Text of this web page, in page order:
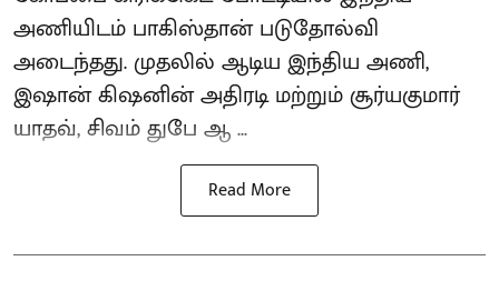
அணியிடம் பாகிஸ்தான் படுதோல்வி
அடைந்தது. முதலில் ஆடிய இந்திய அணி,
இஷான் கிஷனின் அதிரடி மற்றும் சூர்யகுமார்
யாதவ், சிவம் துபே ஆ ...
Read More